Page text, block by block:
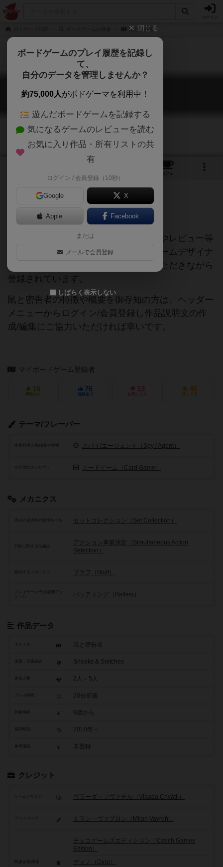
鼠と密告者
鼠と密告者
Sneaks & Snitches
カフェ
ご協力ください
当サイトに掲載されている作品説明文やレビュー等
の情報は、ボドゲーマ運営事務局・ゲームデザイナ
ーご本人様・有志の皆様にご協力をいただきながら
登録されています。
鼠と密告者の特徴や概要を御存知の方は、ヘッダー
メニューからログイン/会員登録し作品説明文の作
成/編集にご協力いただければ幸いです。
マイボードゲーム登録者
16
興味あり
76
経験あり
13
お気に入り
45
持ってる
テーマ/フレーバー
スパイ/エージェント（Spy / Agent）
その他のコンセプト カードゲーム（Card Game）
メカニクス
セットコレクション（Set Collection）
行動に関する仕組み
アクション事前決定（Simultaneous Action
Selection）
頻出するメカニクス ブラフ（Bluff）
プレイヤーの干渉/影響アク
バッティング（Batting）
作品データ
タイトル 鼠と密告者
Sneaks & Snitches
参加人数 2人～5人
20分前後
9歳から
2010年～
参考価格 未登録
クレジット
ゲームデザイン ヴラーダ・フヴァチル（Vlaada Chvátil）
アートワーク ミラン・ヴァブロン（Milan Vavroň）
チェコゲームズエディション（Czech Games
Edition）
ディノ（Dino）
閉じる
ボードゲームのプレイ履歴を記録し
て、
自分のデータを管理しませんか？
約75,000人がボドゲーマを利用中！
遊んだボードゲームを記録する
気になるゲームのレビューを読む
お気に入り作品・所有リストの共
有
ログイン / 会員登録（10秒）
Google X
Apple Facebook
または
メールで会員登録
しばらく表示しない